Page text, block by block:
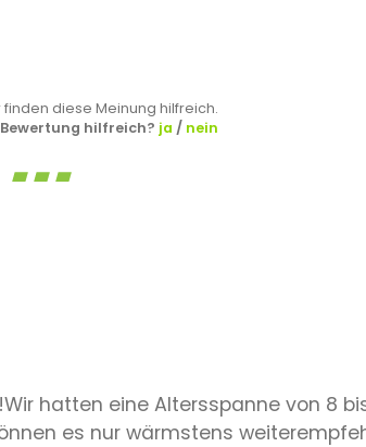
finden diese Meinung hilfreich.
hilfreich? ja / nein
hatten eine Altersspanne von 8
es nur wärmstens